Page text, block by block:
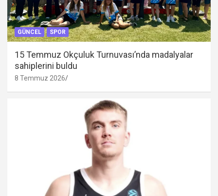
GÜNCEL SPOR
15 Temmuz Okçuluk Turnuvası’nda madalyalar
sahiplerini buldu
8 Temmuz 2026